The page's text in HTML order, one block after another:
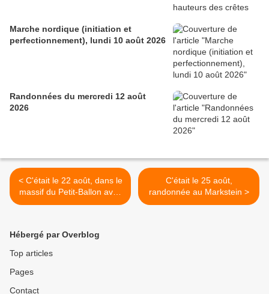
Marche nordique (initiation et
perfectionnement), lundi 10 août 2026
Randonnées du mercredi 12 août
2026
< C'était le 22 août, dans le
massif du Petit-Ballon avec
la Navette des crêtes
C'était le 25 août,
randonnée au Markstein >
Hébergé par Overblog
Top articles
Pages
Contact